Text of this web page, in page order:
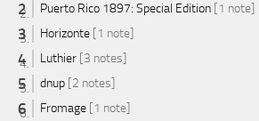
Puerto Rico 1897: Special Edition [1 note]
Horizonte [1 note]
Luthier [3 notes]
dnup [2 notes]
Fromage [1 note]